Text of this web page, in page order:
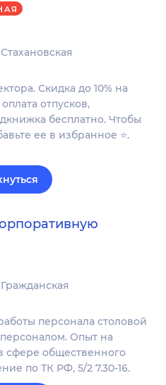
Стахановская
Скидка до 10% на
отпусков,
бесплатно. Чтобы
ее в избранное ⭐.
Гражданская
персонала столовой
персоналом. Опыт на
сфере общественного
по ТК РФ, 5/2 7.30-16.